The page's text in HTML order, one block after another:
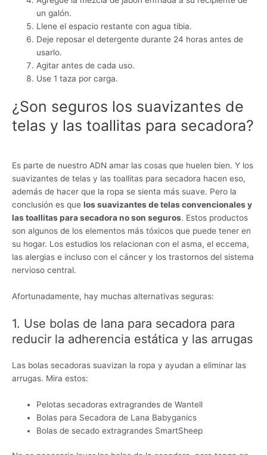
un galón.
Llene el espacio restante con agua tibia.
Deje reposar el detergente durante 24 horas antes de
usarlo.
Agitar antes de cada uso.
Use 1 taza por carga.
¿Son seguros los suavizantes de
telas y las toallitas para secadora?
Es parte de nuestro ADN amar las cosas que huelen bien. Y los
suavizantes de telas y las toallitas para secadora hacen eso,
además de hacer que la ropa se sienta más suave. Pero la
conclusión es que los suavizantes de telas convencionales y
las toallitas para secadora no son seguros. Estos productos
son algunos de los elementos más tóxicos que puede tener en
su hogar. Los estudios los relacionan con el asma, el eccema,
las alergias e incluso con el cáncer y los trastornos del sistema
nervioso central.
Afortunadamente, hay muchas alternativas seguras:
1. Use bolas de lana para secadora para
reducir la adherencia estática y las arrugas
Las bolas secadoras suavizan la ropa y ayudan a eliminar las
arrugas. Mira estos:
Pelotas secadoras extragrandes de Wantell
Bolas para Secadora de Lana Babyganics
Bolas de secado extragrandes SmartSheep